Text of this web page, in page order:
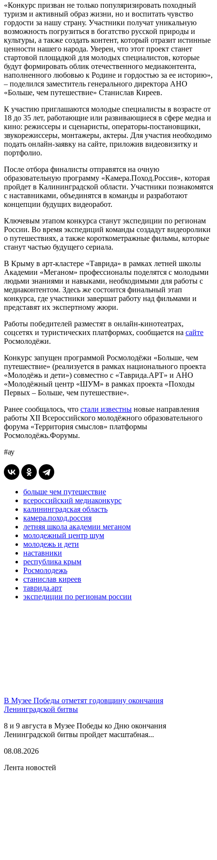
«Конкурс призван не только популяризировать походный
туризм и активный образ жизни, но и воспитать чувство
гордости за нашу страну. Участники получат уникальную
возможность погрузиться в богатство русской природы и
культуры, а также создать контент, который отразит истинные
ценности нашего народа. Уверен, что этот проект станет
стартовой площадкой для молодых специалистов, которые
будут формировать облик отечественного медиаконтента,
наполненного любовью к Родине и гордостью за ее историю»,
– поделился заместитель генерального директора АНО
«Больше, чем путешествие» Станислав Киреев.
К участию приглашаются молодые специалисты в возрасте от
18 до 35 лет, работающие или развивающиеся в сфере медиа и
кино: режиссеры и сценаристы, операторы-постановщики,
звукорежиссеры, монтажеры, актеры. Для участия необходимо
подать онлайн-заявку на сайте, приложив видеовизитку и
портфолио.
После отбора финалисты отправятся на очную
образовательную программу «Камера.Поход.Россия», которая
пройдет в Калининградской области. Участники познакомятся
с наставниками, объединятся в команды и разработают
концепции будущих видеоработ.
Ключевым этапом конкурса станут экспедиции по регионам
России. Во время экспедиций команды создадут видеоролики
о путешествиях, а также короткометражные фильмы, которые
станут частью будущего сериала.
В Крыму в арт-кластере «Таврида» в рамках летней школы
Академии «Меганом» профессионалы поделятся с молодыми
людьми знаниями и навыками, необходимыми для работы с
медиаконтентом. Здесь же состоится финальный этап
конкурса, где участники завершат работу над фильмами и
представят их экспертному жюри.
Работы победителей разместят в онлайн-кинотеатрах,
соцсетях и туристических платформах, сообщается на сайте
Росмолодёжи.
Конкурс запущен программой Росмолодёжи «Больше, чем
путешествие» (реализуется в рамках национального проекта
«Молодёжь и дети») совместно с «Таврида.АРТ» и АНО
«Молодёжный центр «ШУМ» в рамках проекта «Походы
Первых – Больше, чем путешествие».
Ранее сообщалось, что стали известны новые направления
работы XII Всероссийского молодёжного образовательного
форума «Территория смыслов» платформы
Росмолодёжь.Форумы.
#ау
больше чем путешествие
всероссийский медиаконкурс
калининградская область
камера.поход.россия
летняя школа академии меганом
молодежный центр шум
молодежь и дети
наставники
республика крым
Росмолодежь
станислав киреев
таврида.арт
экспедиции по регионам россии
В Музее Победы отметят годовщину окончания
Ленинградской битвы
8 и 9 августа в Музее Победы ко Дню окончания
Ленинградской битвы пройдет масштабная...
08.08.2026
Лента новостей